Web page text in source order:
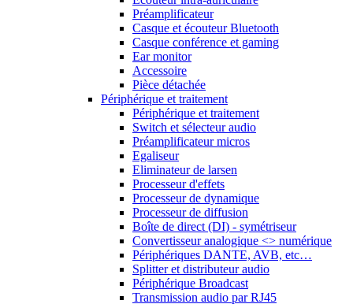
Préamplificateur
Casque et écouteur Bluetooth
Casque conférence et gaming
Ear monitor
Accessoire
Pièce détachée
Périphérique et traitement
Périphérique et traitement
Switch et sélecteur audio
Préamplificateur micros
Egaliseur
Eliminateur de larsen
Processeur d'effets
Processeur de dynamique
Processeur de diffusion
Boîte de direct (DI) - symétriseur
Convertisseur analogique <> numérique
Périphériques DANTE, AVB, etc…
Splitter et distributeur audio
Périphérique Broadcast
Transmission audio par RJ45